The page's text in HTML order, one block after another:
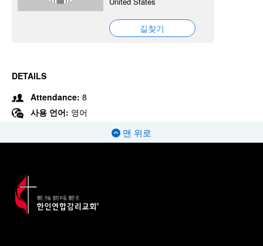
길찾기
DETAILS
Attendance: 8
사용 언어: 영어
맨 위로